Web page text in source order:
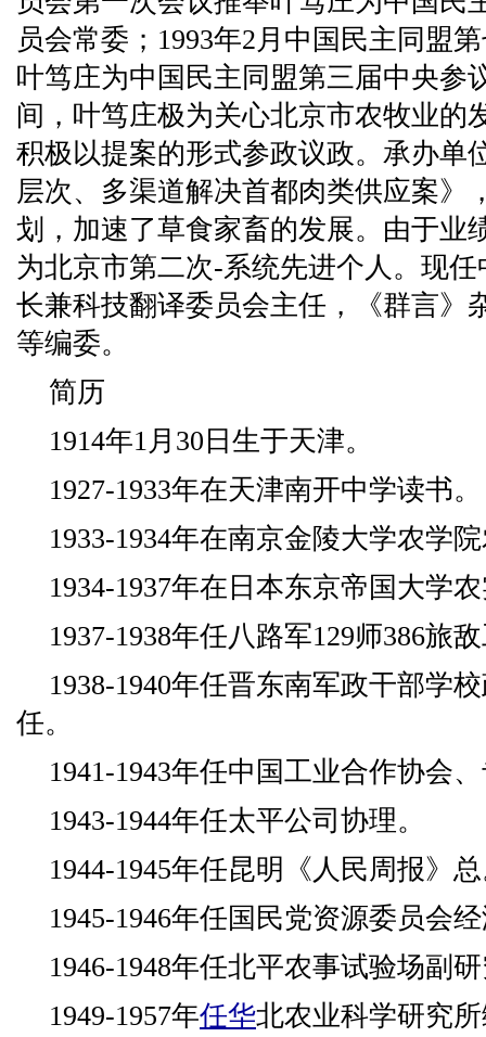
员会常委；1993年2月中国民主同盟
叶笃庄为中国民主同盟第三届中央参
间，叶笃庄极为关心北京市农牧业的
积极以提案的形式参政议政。承办单
层次、多渠道解决首都肉类供应案》
划，加速了草食家畜的发展。由于业
为北京市第二次-系统先进个人。现
长兼科技翻译委员会主任，《群言》
等编委。
简历
1914年1月30日生于天津。
1927-1933年在天津南开中学读书。
1933-1934年在南京金陵大学农学
1934-1937年在日本东京帝国大学
1937-1938年任八路军129师386旅
1938-1940年任晋东南军政干部学
任。
1941-1943年任中国工业合作协会
1943-1944年任太平公司协理。
1944-1945年任昆明《人民周报》
1945-1946年任国民党资源委员会
1946-1948年任北平农事试验场副
1949-1957年任华北农业科学研究